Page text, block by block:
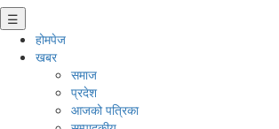
☰
होमपेज
खबर
समाज
प्रदेश
आजको पत्रिका